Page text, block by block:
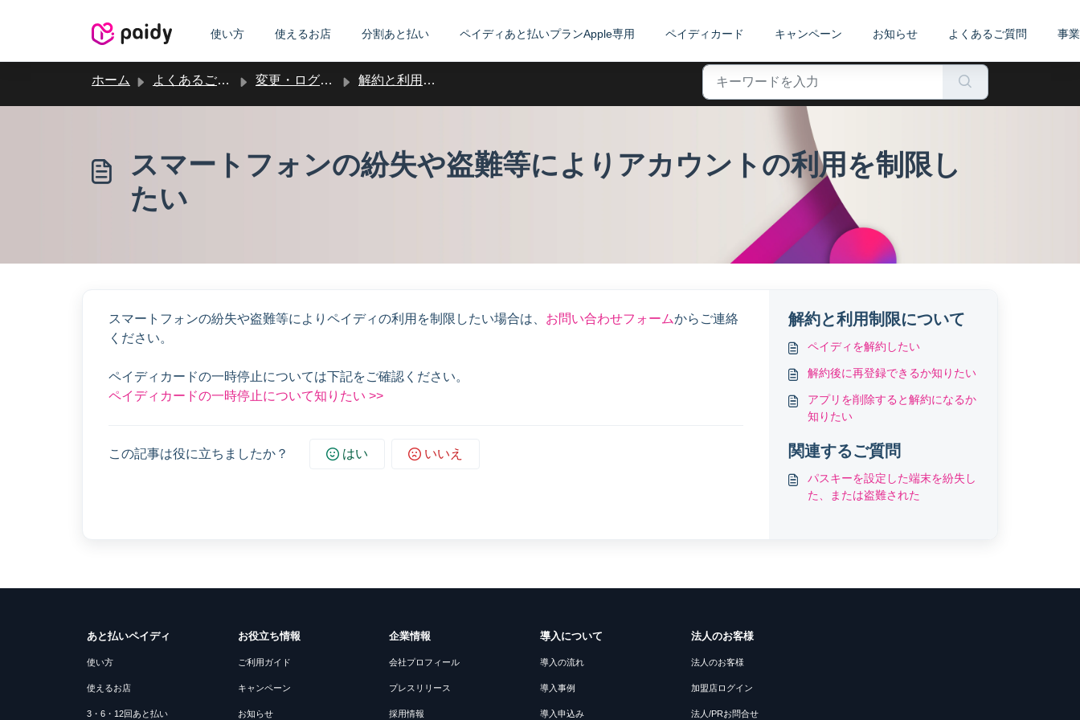
使い方 使えるお店 分割あと払い ペイディあと払いプランApple専用 ペイディカード キャンペーン お知らせ よくあるご質問 事
ホーム よくあるご質問 変更・ログイン・解約など 解約と利用制限について
スマートフォンの紛失や盗難等によりアカウントの利用を制限し
たい
スマートフォンの紛失や盗難等によりペイディの利用を制限したい場合は、 お問い合わせフォームからご連絡
ください。
ペイディカードの一時停止については下記をご確認ください。
ペイディカードの一時停止について知りたい >>
この記事は役に立ちましたか？ はい いいえ
解約と利用制限について
ペイディを解約したい
解約後に再登録できるか知りたい
アプリを削除すると解約になるか
知りたい
関連するご質問
パスキーを設定した端末を紛失し
た、または盗難された
あと払いペイディ
使い方
使えるお店
3・6・12回あと払い
お役立ち情報
ご利用ガイド
キャンペーン
お知らせ
企業情報
会社プロフィール
プレスリリース
採用情報
導入について
導入の流れ
導入事例
導入申込み
法人のお客様
法人のお客様
加盟店ログイン
法人/PRお問合せ